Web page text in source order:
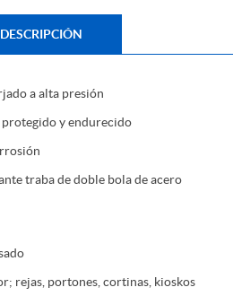
DESCRIPCIÓN
a alta presión
y endurecido
traba de doble bola de acero
rejas, portones, cortinas, kioskos